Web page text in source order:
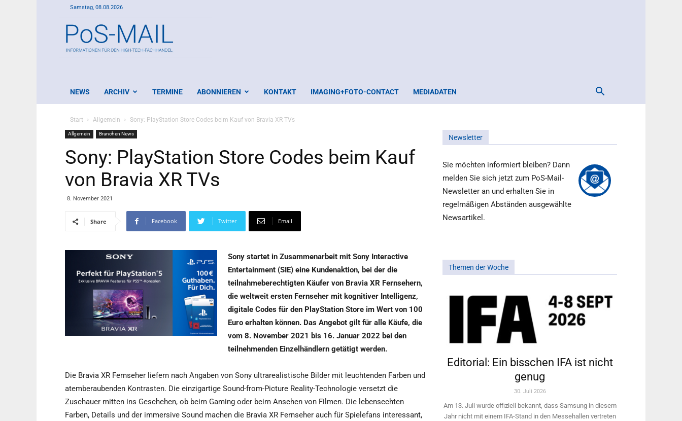
Samstag, 08.08.2026
Mail
NEWS ARCHIV TERMINE ABONNIEREN KONTAKT IMAGING+FOTO-CONTACT MEDIADATEN
Start Allgemein Sony: PlayStation Store Codes beim Kauf von Bravia XR TVs
Allgemein Branchen News
Sony: PlayStation Store Codes beim Kauf
von Bravia XR TVs
8. November 2021
Share Facebook Twitter Email
Sony startet in Zusammenarbeit mit Sony Interactive
Entertainment (SIE) eine Kundenaktion, bei der die
teilnahmeberechtigten Käufer von Bravia XR Fernsehern,
die weltweit ersten Fernseher mit kognitiver Intelligenz,
digitale Codes für den PlayStation Store im Wert von 100
Euro erhalten können. Das Angebot gilt für alle Käufe, die
vom 8. November 2021 bis 16. Januar 2022 bei den
teilnehmenden Einzelhändlern getätigt werden.
Die Bravia XR Fernseher liefern nach Angaben von Sony ultrarealistische Bilder mit leuchtenden Farben und
atemberaubenden Kontrasten. Die einzigartige Sound-from-Picture Reality-Technologie versetzt die
Zuschauer mitten ins Geschehen, ob beim Gaming oder beim Ansehen von Filmen. Die lebensechten
Farben, Details und der immersive Sound machen die Bravia XR Fernseher auch für Spielefans interessant,
Newsletter
Sie möchten informiert bleiben? Dann
melden Sie sich jetzt zum PoS-Mail-
Newsletter an und erhalten Sie in
regelmäßigen Abständen ausgewählte
Newsartikel.
Themen der Woche
Editorial: Ein bisschen IFA ist nicht
genug
30. Juli 2026
Am 13. Juli wurde offiziell bekannt, dass Samsung in diesem
Jahr nicht mit einem IFA-Stand in den Messehallen vertreten